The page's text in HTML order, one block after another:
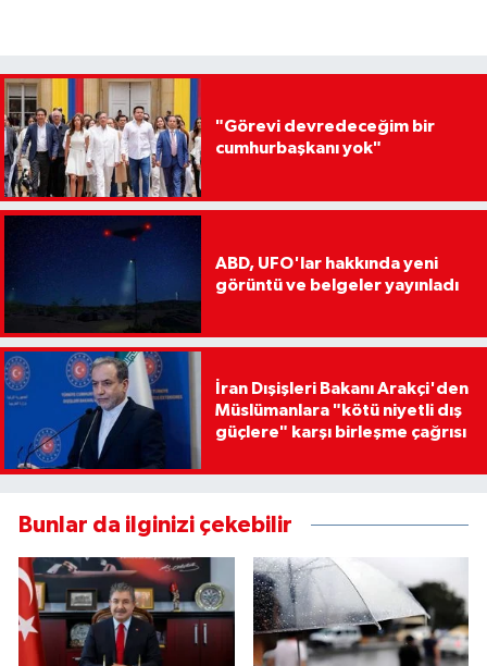
"Görevi devredeceğim bir
cumhurbaşkanı yok"
ABD, UFO'lar hakkında yeni
görüntü ve belgeler yayınladı
İran Dışişleri Bakanı Arakçi'den
Müslümanlara "kötü niyetli dış
güçlere" karşı birleşme çağrısı
Bunlar da ilginizi çekebilir